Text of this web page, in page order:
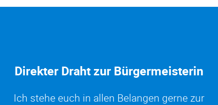
Direkter Draht zur Bürgermeisterin
Ich stehe euch in allen Belangen gerne zur